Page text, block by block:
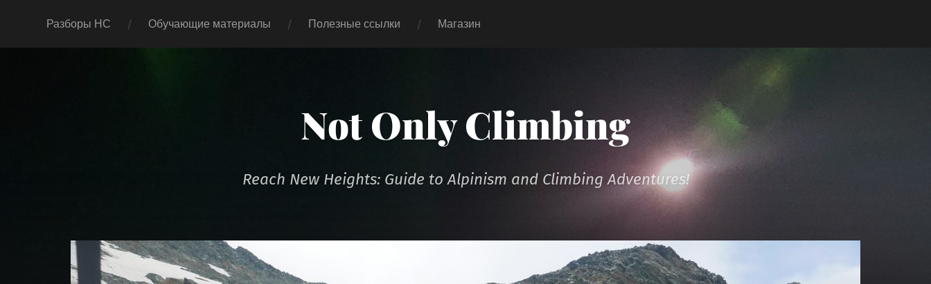
Разборы НС Обучающие материалы Полезные ссылки Магазин
Not Only Climbing
Reach New Heights: Guide to Alpinism and Climbing Adventures!